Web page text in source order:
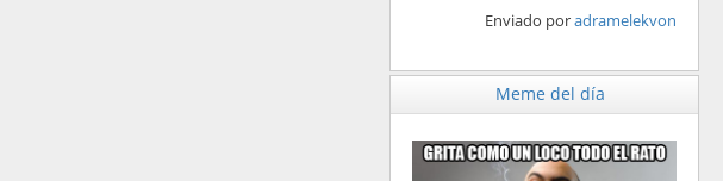
Enviado poradramelekvon
Meme del día